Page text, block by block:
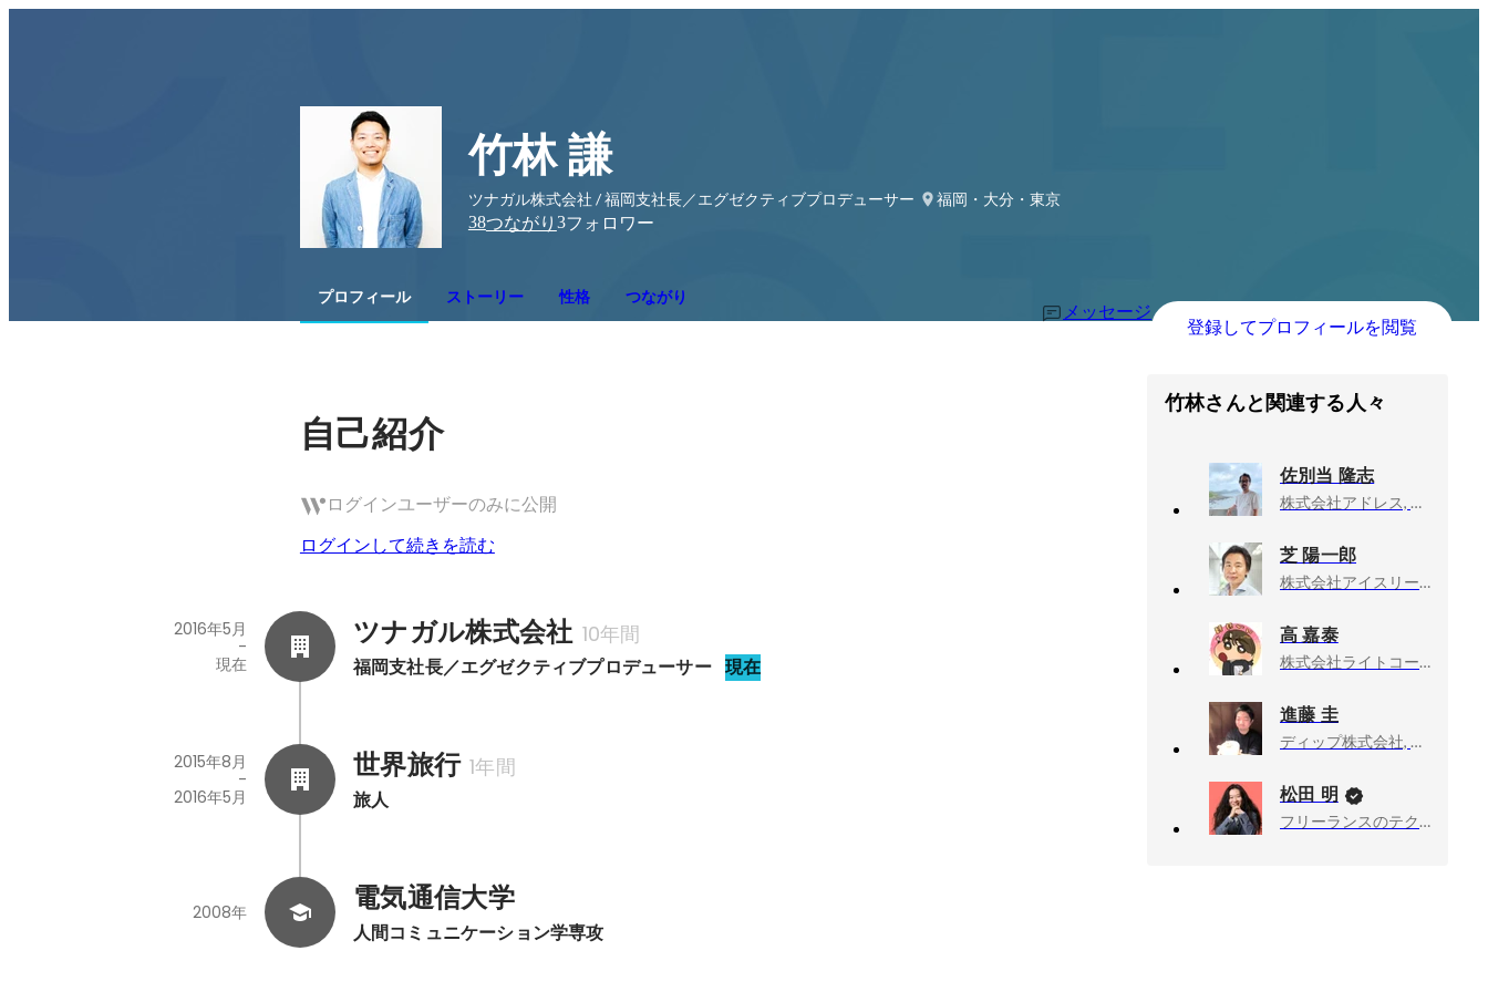
竹林 謙
ツナガル株式会社 / 福岡支社長／エグゼクティブプロデューサー
福岡・大分・東京
38つながり 3フォロワー
プロフィール ストーリー 性格 つながり
メッセージ
登録してプロフィールを閲覧
自己紹介
ログインユーザーのみに公開
ログインして続きを読む
ツナガル株式会社 10年間
福岡支社長／エグゼクティブプロデューサー 現在
2016年5月
-
現在
世界旅行 1年間
旅人
2015年8月
-
2016年5月
電気通信大学
人間コミュニケーション学専攻
2008年
竹林さんと関連する人々
佐別当 隆志
株式会社アドレス, 代表取締役社長
芝 陽一郎
株式会社アイスリーデザイン, Founder, CEO
高 嘉泰
株式会社ライトコード, Android/iOS/バックエンドエンジニア
進藤 圭
ディップ株式会社, BizOps本部長
松田 明
フリーランスのテクニカルアドバイザー業, 技術顧問